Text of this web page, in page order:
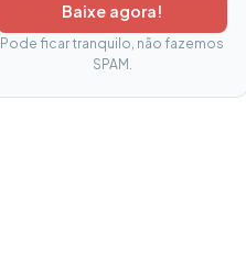
Baixe agora!
Pode ficar tranquilo, não fazemos
SPAM.